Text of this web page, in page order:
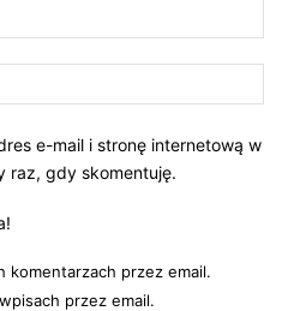
e-mail i stronę internetową w
raz, gdy skomentuję.
komentarzach przez email.
przez email.